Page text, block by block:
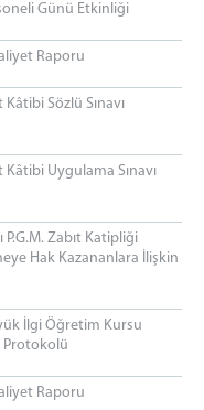
Günü Etkinliği
Raporu
Kâtibi Sözlü Sınavı
Kâtibi Uygulama Sınavı
P.G.M. Zabıt Katipliği
Hak Kazananlara İlişkin
İlgi Öğretim Kursu
Protokolü
Raporu